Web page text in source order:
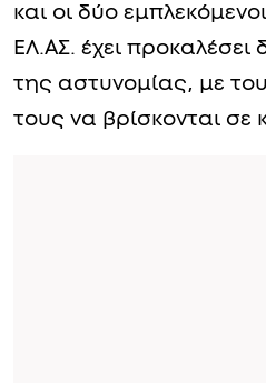
και οι δύο
ΕΛ.ΑΣ. έχει προκαλέσει
της αστυνομίας, με
τους να βρίσκονται